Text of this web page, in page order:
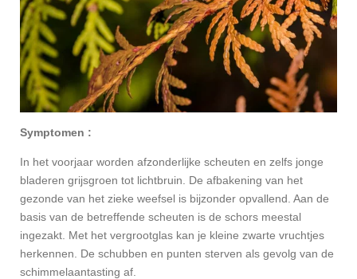
Symptomen :
In het voorjaar worden afzonderlijke scheuten en zelfs jonge
bladeren grijsgroen tot lichtbruin. De afbakening van het
gezonde van het zieke weefsel is bijzonder opvallend. Aan de
basis van de betreffende scheuten is de schors meestal
ingezakt. Met het vergrootglas kan je kleine zwarte vruchtjes
herkennen. De schubben en punten sterven als gevolg van de
schimmelaantasting af.